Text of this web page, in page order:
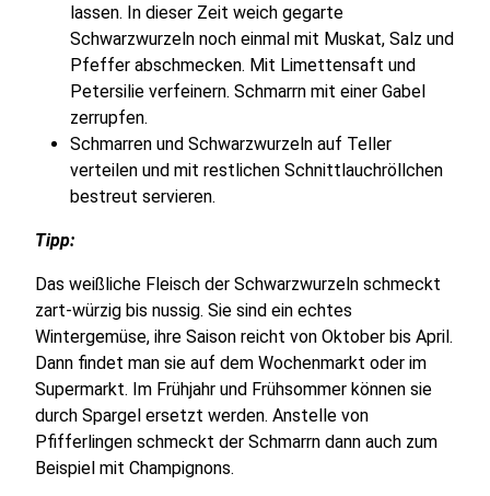
lassen. In dieser Zeit weich gegarte
Schwarzwurzeln noch einmal mit Muskat, Salz und
Pfeffer abschmecken. Mit Limettensaft und
Petersilie verfeinern. Schmarrn mit einer Gabel
zerrupfen.
Schmarren und Schwarzwurzeln auf Teller
verteilen und mit restlichen Schnittlauchröllchen
bestreut servieren.
Tipp:
Das weißliche Fleisch der Schwarzwurzeln schmeckt
zart-würzig bis nussig. Sie sind ein echtes
Wintergemüse, ihre Saison reicht von Oktober bis April.
Dann findet man sie auf dem Wochenmarkt oder im
Supermarkt. Im Frühjahr und Frühsommer können sie
durch Spargel ersetzt werden. Anstelle von
Pfifferlingen schmeckt der Schmarrn dann auch zum
Beispiel mit Champignons.